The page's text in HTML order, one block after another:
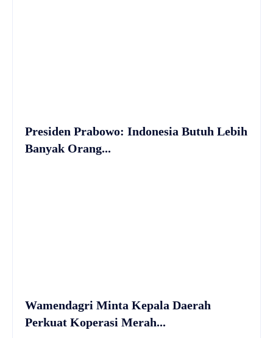
Presiden Prabowo: Indonesia Butuh Lebih
Banyak Orang...
Wamendagri Minta Kepala Daerah
Perkuat Koperasi Merah...